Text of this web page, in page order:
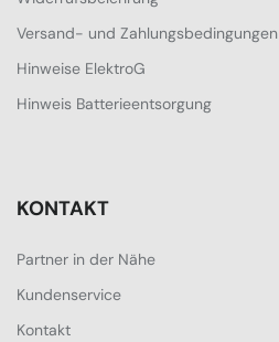
Versand- und Zahlungsbedingungen
Hinweise ElektroG
Hinweis Batterieentsorgung
KONTAKT
Partner in der Nähe
Kundenservice
Kontakt